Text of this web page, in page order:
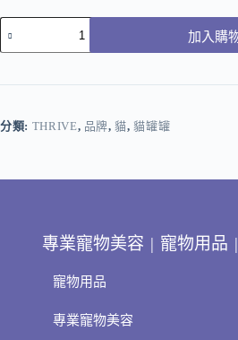
加入購
分類: THRIVE, 品牌,貓,貓罐罐
專業寵物美容 | 寵物用品
寵物用品
專業寵物美容